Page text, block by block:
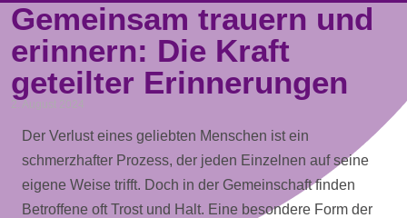
Gemeinsam trauern und
erinnern: Die Kraft
geteilter Erinnerungen
2. August 2024
Der Verlust eines geliebten Menschen ist ein
schmerzhafter Prozess, der jeden Einzelnen auf seine
eigene Weise trifft. Doch in der Gemeinschaft finden
Betroffene oft Trost und Halt. Eine besondere Form der